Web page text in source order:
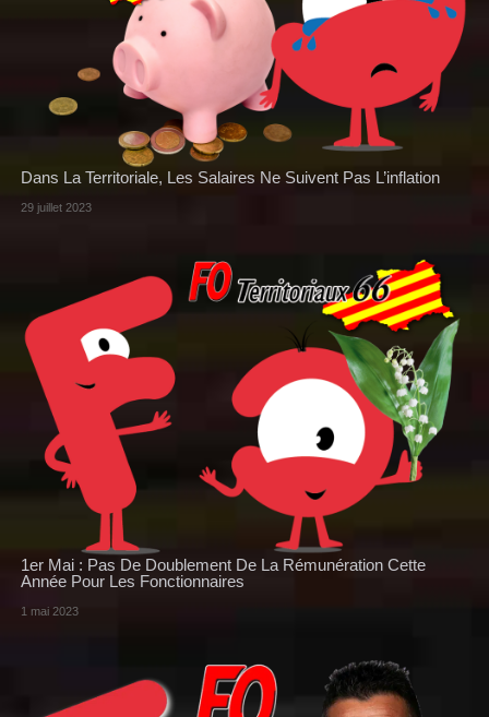
Dans La Territoriale, Les Salaires Ne Suivent Pas L’inflation
29 juillet 2023
1er Mai : Pas De Doublement De La Rémunération Cette
Année Pour Les Fonctionnaires
1 mai 2023